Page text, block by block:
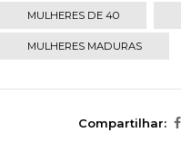
MULHERES DE 40
MULHERES MADURAS
Compartilhar: